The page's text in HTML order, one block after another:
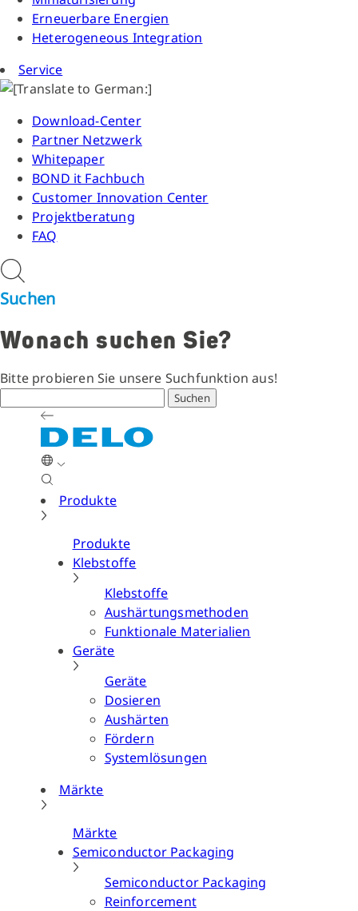
Erneuerbare Energien
Heterogeneous Integration
Service
Download-Center
Partner Netzwerk
Whitepaper
BOND it Fachbuch
Customer Innovation Center
Projektberatung
FAQ
Suchen
Wonach suchen Sie?
Bitte probieren Sie unsere Suchfunktion aus!
Suchen
Produkte
Produkte
Klebstoffe
Klebstoffe
Aushärtungsmethoden
Funktionale Materialien
Geräte
Geräte
Dosieren
Aushärten
Fördern
Systemlösungen
Märkte
Märkte
Semiconductor Packaging
Semiconductor Packaging
Reinforcement